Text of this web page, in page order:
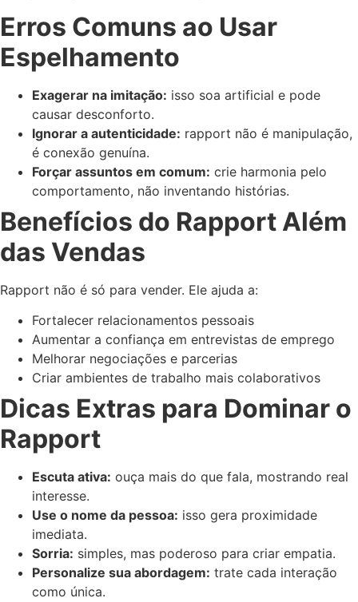
Erros Comuns ao Usar
Espelhamento
Exagerar na imitação: isso soa artificial e pode
causar desconforto.
Ignorar a autenticidade: rapport não é manipulação,
é conexão genuína.
Forçar assuntos em comum: crie harmonia pelo
comportamento, não inventando histórias.
Benefícios do Rapport Além
das Vendas
Rapport não é só para vender. Ele ajuda a:
Fortalecer relacionamentos pessoais
Aumentar a confiança em entrevistas de emprego
Melhorar negociações e parcerias
Criar ambientes de trabalho mais colaborativos
Dicas Extras para Dominar o
Rapport
Escuta ativa: ouça mais do que fala, mostrando real
interesse.
Use o nome da pessoa: isso gera proximidade
imediata.
Sorria: simples, mas poderoso para criar empatia.
Personalize sua abordagem: trate cada interação
como única.